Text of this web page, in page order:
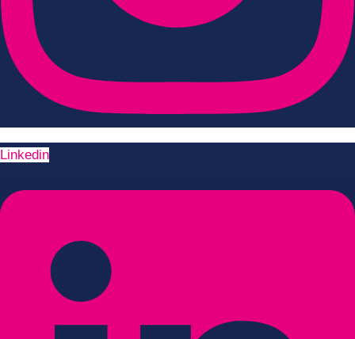
Linkedin